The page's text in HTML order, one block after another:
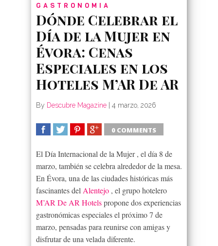
GASTRONOMIA
Dónde Celebrar el
Día de la Mujer en
Évora: Cenas
Especiales en los
Hoteles M’AR De AR
By Descubre Magazine 4 marzo, 2026
0 COMMENTS
El Día Internacional de la Mujer , el día 8 de
marzo, también se celebra alrededor de la mesa.
En Évora, una de las ciudades históricas más
fascinantes del Alentejo , el grupo hotelero
M’AR De AR Hotelspropone dos experiencias
gastronómicas especiales el próximo 7 de
marzo, pensadas para reunirse con amigas y
disfrutar de una velada diferente.